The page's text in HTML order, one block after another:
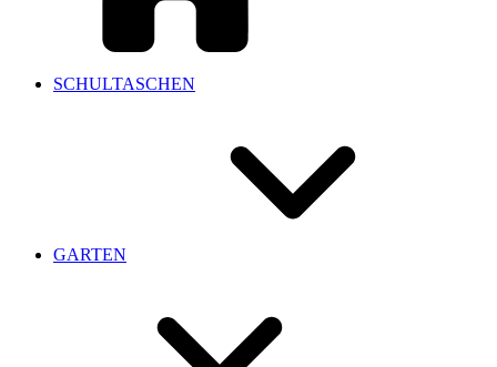
SCHULTASCHEN
GARTEN